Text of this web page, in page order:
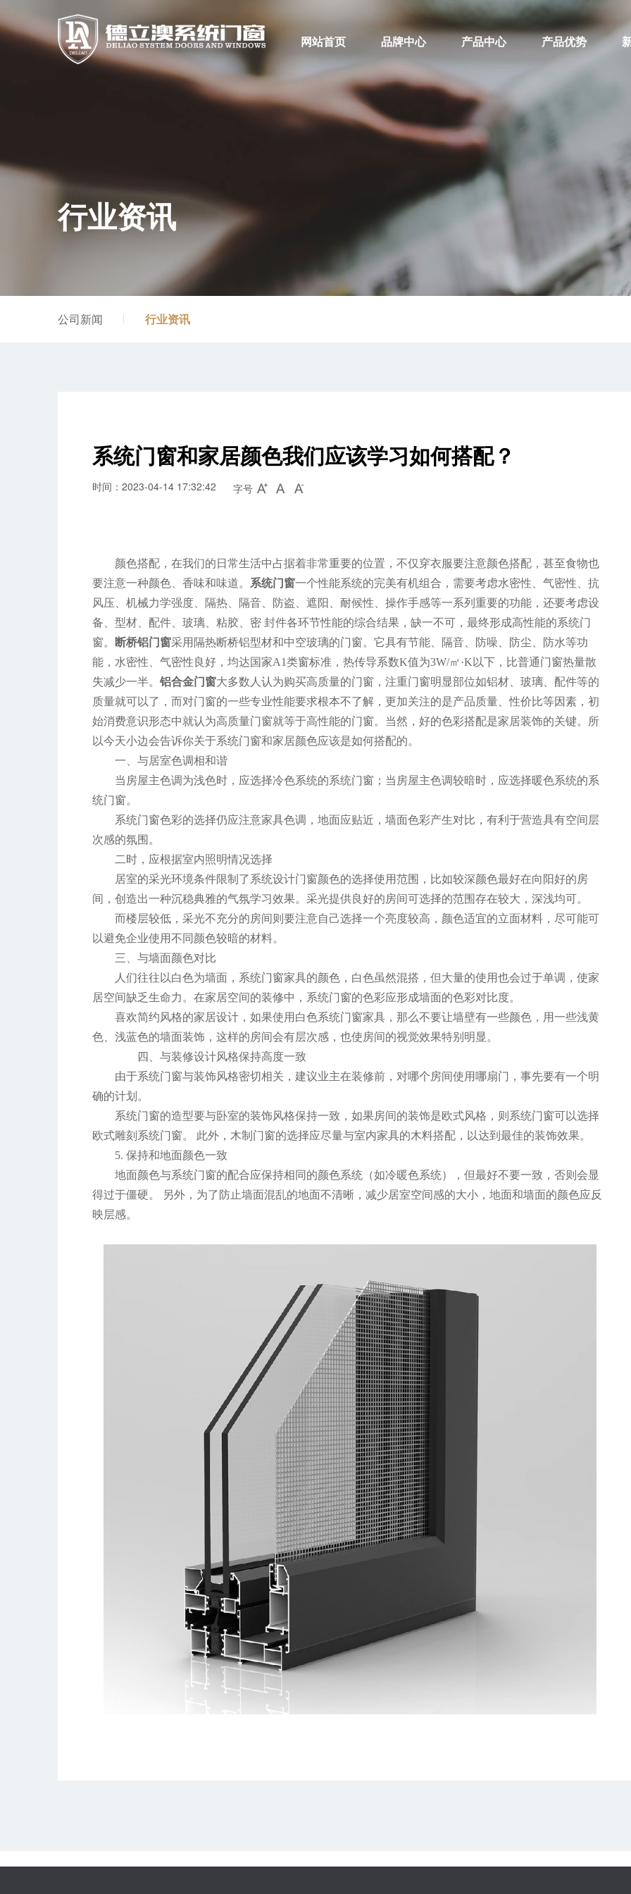
网站首页 品牌中心 产品中心 产品优势
行业资讯
公司新闻 行业资讯
系统门窗和家居颜色我们应该学习如何搭配？
时间：2023-04-14 17:32:42 字号
颜色搭配，在我们的日常生活中占据着非常重要的位置，不仅穿衣服要注意颜色搭配，甚至食物也
要注意一种颜色、香味和味道。 系统门窗一个性能系统的完美有机组合，需要考虑水密性、气密性、抗
风压、机械力学强度、隔热、隔音、防盗、遮阳、耐候性、操作手感等一系列重要的功能，还要考虑设
备、型材、配件、玻璃、粘胶、密 封件各环节性能的综合结果，缺一不可，最终形成高性能的系统门
窗。 断桥铝门窗采用隔热断桥铝型材和中空玻璃的门窗。它具有节能、隔音、防噪、防尘、防水等功
能，水密性、气密性良好，均达国家A1类窗标准，热传导系数K值为3W/㎡·K以下，比普通门窗热量散
失减少一半。铝合金门窗大多数人认为购买高质量的门窗，注重门窗明显部位如铝材、玻璃、配件等的
质量就可以了，而对门窗的一些专业性能要求根本不了解，更加关注的是产品质量、性价比等因素，初
始消费意识形态中就认为高质量门窗就等于高性能的门窗。当然，好的色彩搭配是家居装饰的关键。所
以今天小边会告诉你关于系统门窗和家居颜色应该是如何搭配的。
一、与居室色调相和谐
当房屋主色调为浅色时，应选择冷色系统的系统门窗；当房屋主色调较暗时，应选择暖色系统的系
统门窗。
系统门窗色彩的选择仍应注意家具色调，地面应贴近，墙面色彩产生对比，有利于营造具有空间层
次感的氛围。
二时，应根据室内照明情况选择
居室的采光环境条件限制了系统设计门窗颜色的选择使用范围，比如较深颜色最好在向阳好的房
间，创造出一种沉稳典雅的气氛学习效果。采光提供良好的房间可选择的范围存在较大，深浅均可。
而楼层较低，采光不充分的房间则要注意自己选择一个亮度较高，颜色适宜的立面材料，尽可能可
以避免企业使用不同颜色较暗的材料。
三、与墙面颜色对比
人们往往以白色为墙面，系统门窗家具的颜色，白色虽然混搭，但大量的使用也会过于单调，使家
居空间缺乏生命力。在家居空间的装修中，系统门窗的色彩应形成墙面的色彩对比度。
喜欢简约风格的家居设计，如果使用白色系统门窗家具，那么不要让墙壁有一些颜色，用一些浅黄
色、浅蓝色的墙面装饰，这样的房间会有层次感，也使房间的视觉效果特别明显。
四、与装修设计风格保持高度一致
由于系统门窗与装饰风格密切相关，建议业主在装修前，对哪个房间使用哪扇门，事先要有一个明
确的计划。
系统门窗的造型要与卧室的装饰风格保持一致，如果房间的装饰是欧式风格，则系统门窗可以选择
欧式雕刻系统门窗。 此外，木制门窗的选择应尽量与室内家具的木料搭配，以达到最佳的装饰效果。
5. 保持和地面颜色一致
地面颜色与系统门窗的配合应保持相同的颜色系统（如冷暖色系统），但最好不要一致，否则会显
得过于僵硬。 另外，为了防止墙面混乱的地面不清晰，减少居室空间感的大小，地面和墙面的颜色应反
映层感。